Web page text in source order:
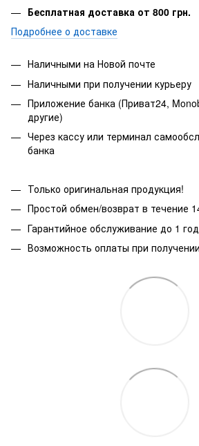
Бесплатная доставка от 800 грн.
Подробнее о доставке
Наличными на Новой почте
Наличными при получении курьеру
Приложение банка (Приват24,
другие)
Через кассу или терминал
банка
Только оригинальная продукция!
Простой обмен/возврат в течение
Гарантийное обслуживание до 1
Возможность оплаты при